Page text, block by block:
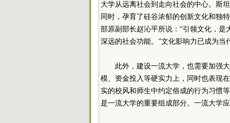
大学从远离社会到走向社会的中心。斯
同时，孕育了硅谷浓郁的创新文化和独
部原副部长赵沁平所说：“引领文化，
深远的社会功能。”文化影响力已成为当
此外，建设一流大学，也需要加强
模、资金投入等硬实力上，同时也表现
实的校风和师生中约定俗成的行为习惯
是一流大学的重要组成部分。一流大学